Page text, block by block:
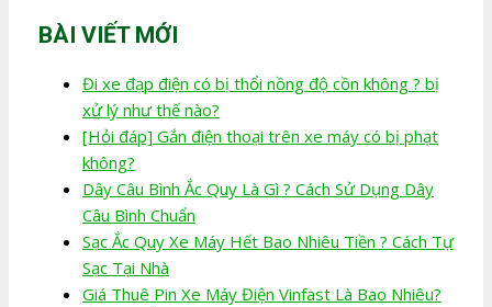
BÀI VIẾT MỚI
Đi xe đạp điện có bị thổi nồng độ cồn không ? bị
xử lý như thế nào?
[Hỏi đáp] Gắn điện thoại trên xe máy có bị phạt
không?
Dây Câu Bình Ắc Quy Là Gì ? Cách Sử Dụng Dây
Câu Bình Chuẩn
Sạc Ắc Quy Xe Máy Hết Bao Nhiêu Tiền ? Cách Tự
Sạc Tại Nhà
Giá Thuê Pin Xe Máy Điện Vinfast Là Bao Nhiêu?